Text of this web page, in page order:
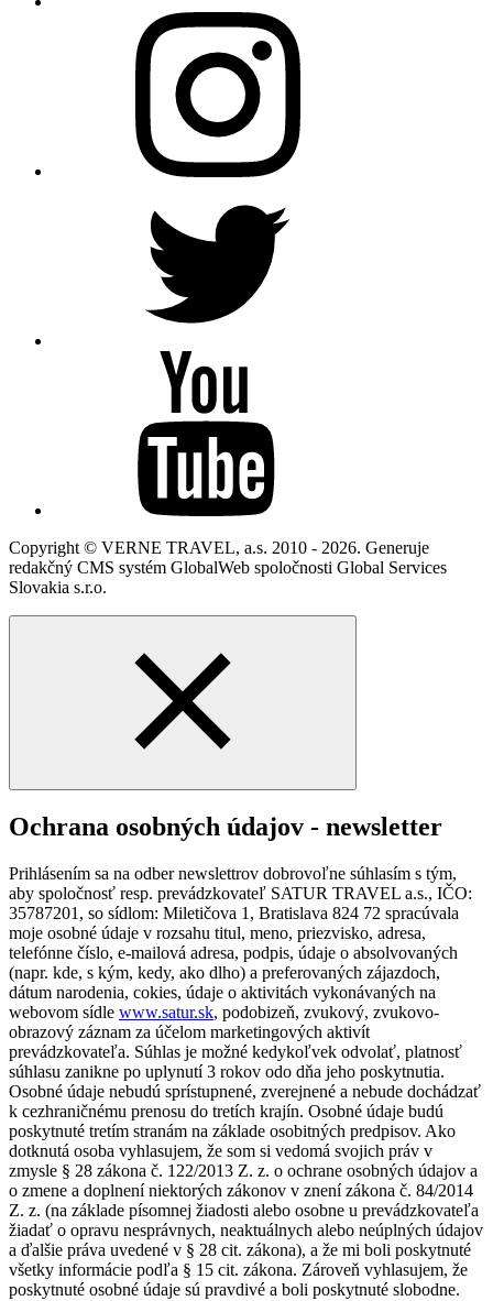
Copyright © VERNE TRAVEL, a.s. 2010 - 2026. Generuje
redakčný CMS systém GlobalWeb spoločnosti Global Services
Slovakia s.r.o.
Ochrana osobných údajov - newsletter
Prihlásením sa na odber newslettrov dobrovoľne súhlasím s tým,
aby spoločnosť resp. prevádzkovateľ SATUR TRAVEL a.s., IČO:
35787201, so sídlom: Miletičova 1, Bratislava 824 72 spracúvala
moje osobné údaje v rozsahu titul, meno, priezvisko, adresa,
telefónne číslo, e-mailová adresa, podpis, údaje o absolvovaných
(napr. kde, s kým, kedy, ako dlho) a preferovaných zájazdoch,
dátum narodenia, cokies, údaje o aktivitách vykonávaných na
webovom sídle www.satur.sk, podobizeň, zvukový, zvukovo-
obrazový záznam za účelom marketingových aktivít
prevádzkovateľa. Súhlas je možné kedykoľvek odvolať, platnosť
súhlasu zanikne po uplynutí 3 rokov odo dňa jeho poskytnutia.
Osobné údaje nebudú sprístupnené, zverejnené a nebude dochádzať
k cezhraničnému prenosu do tretích krajín. Osobné údaje budú
poskytnuté tretím stranám na základe osobitných predpisov. Ako
dotknutá osoba vyhlasujem, že som si vedomá svojich práv v
zmysle § 28 zákona č. 122/2013 Z. z. o ochrane osobných údajov a
o zmene a doplnení niektorých zákonov v znení zákona č. 84/2014
Z. z. (na základe písomnej žiadosti alebo osobne u prevádzkovateľa
žiadať o opravu nesprávnych, neaktuálnych alebo neúplných údajov
a ďalšie práva uvedené v § 28 cit. zákona), a že mi boli poskytnuté
všetky informácie podľa § 15 cit. zákona. Zároveň vyhlasujem, že
poskytnuté osobné údaje sú pravdivé a boli poskytnuté slobodne.